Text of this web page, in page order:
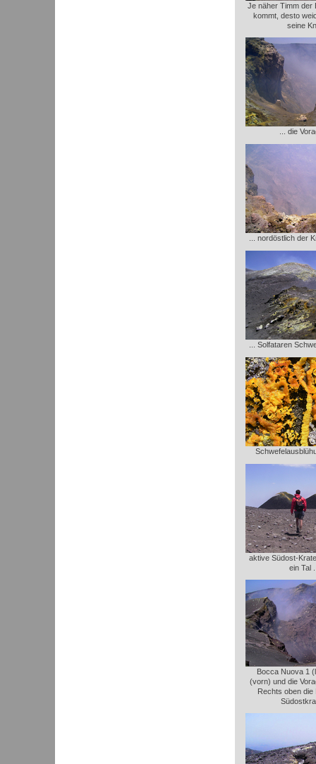
Je näher Timm der
kommt, desto
seine
... die
... nordöstlich der
... Solfataren
aktive Südost-
ein Tal
Bocca Nuova 1
(vorn) und die
Rechts oben die